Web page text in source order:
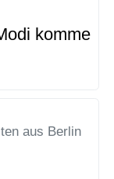
komme
aus Berlin